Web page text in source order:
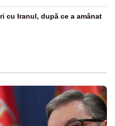
cu Iranul, după ce a amânat